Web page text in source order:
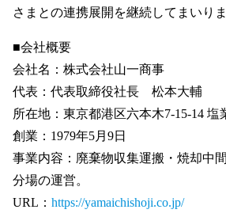
さまとの連携展開を継続してまいりま
■会社概要
会社名：株式会社山一商事
代表：代表取締役社長 松本大輔
所在地：東京都港区六本木7-15-14 塩
創業：1979年5月9日
事業内容：廃棄物収集運搬・焼却中
分場の運営。
URL： https://yamaichishoji.co.jp/